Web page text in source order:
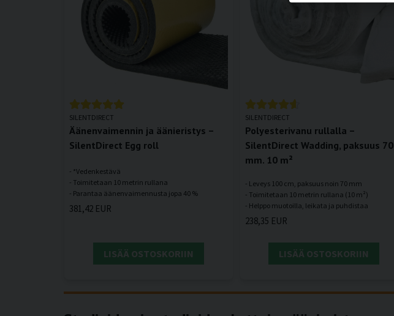
SILENTDIRECT
Äänenvaimennin ja äänieristys –
SilentDirect Egg roll
- *Vedenkestävä
- Toimitetaan 10 metrin rullana
381,42 EUR
LISÄÄ OSTOSKORIIN
SILENTDIRECT
Polyesterivanu rullalla –
SilentDirect Wadding, paksuus 70
mm. 10 m²
- Leveys 100 cm, paksuus noin 70 mm
- Toimitetaan 10 metrin rullana (10 m²)
238,35 EUR
LISÄÄ OSTOSKORIIN